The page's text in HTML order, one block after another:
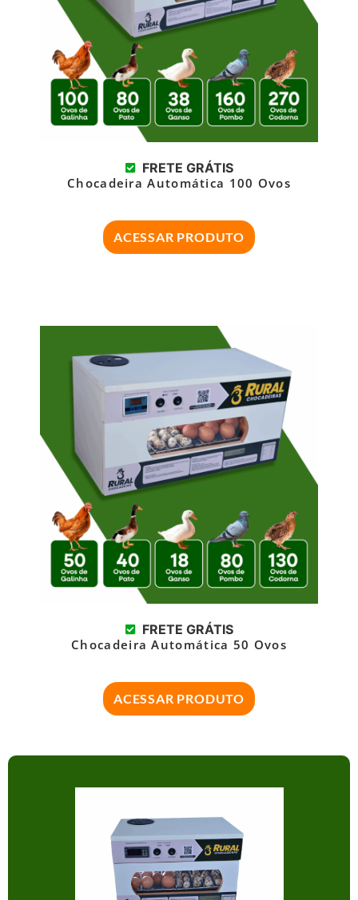
FRETE GRÁTIS
Chocadeira Automática 100 Ovos
ACESSAR PRODUTO
FRETE GRÁTIS
Chocadeira Automática 50 Ovos
ACESSAR PRODUTO